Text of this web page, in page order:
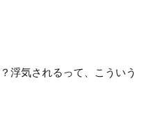
浮気されるって、こういう